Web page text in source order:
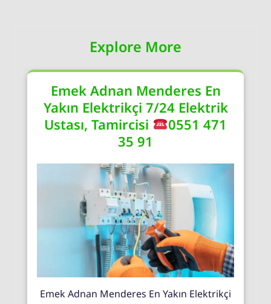
Explore More
Emek Adnan Menderes En
Yakın Elektrikçi 7/24 Elektrik
Ustası, Tamircisi
0551 471
35 91
Emek Adnan Menderes En Yakın Elektrikçi